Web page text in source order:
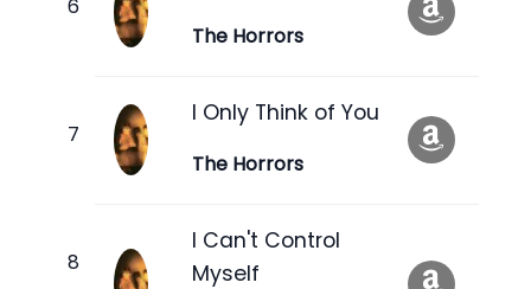
The Horrors
I Only Think of You
The Horrors
I Can't Control
Myself